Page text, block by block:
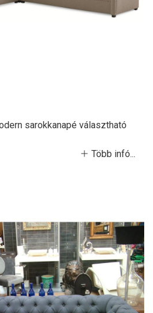
sarokkanapé választható
Több infó...